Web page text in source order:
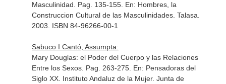
Masculinidad. Pag. 135-155. En: Hombres, la
Construccion Cultural de las Masculinidades. Talasa.
2003. ISBN 84-96266-00-1
Sabuco I Cantó, Assumpta:
Mary Douglas: el Poder del Cuerpo y las Relaciones
Entre los Sexos. Pag. 263-275. En: Pensadoras del
Siglo XX. Instituto Andaluz de la Mujer. Junta de